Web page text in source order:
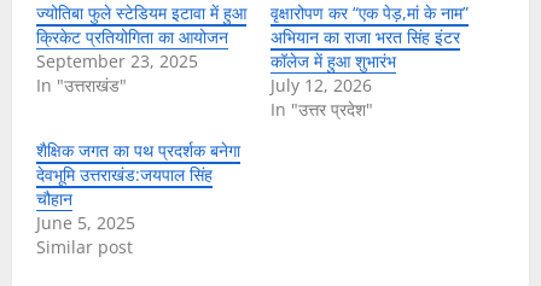
ज्योतिबा फुले स्टेडियम इटावा में हुआ
क्रिकेट प्रतियोगिता का आयोजन
September 23, 2025
In "उत्तराखंड"
वृक्षारोपण कर “एक पेड़,मां के नाम”
अभियान का राजा भरत सिंह इंटर
कॉलेज में हुआ शुभारंभ
July 12, 2026
In "उत्तर प्रदेश"
शैक्षिक जगत का पथ प्रदर्शक बनेगा
देवभूमि उत्तराखंड:जयपाल सिंह
चौहान
June 5, 2025
Similar post